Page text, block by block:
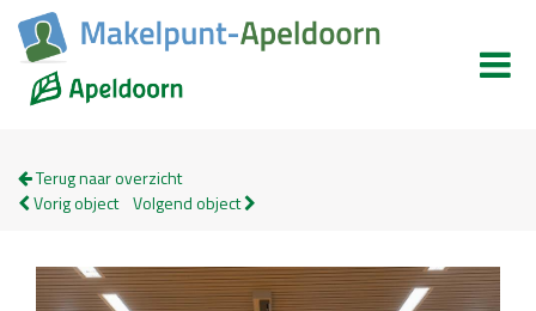
Terug naar overzicht
Vorig object Volgend object